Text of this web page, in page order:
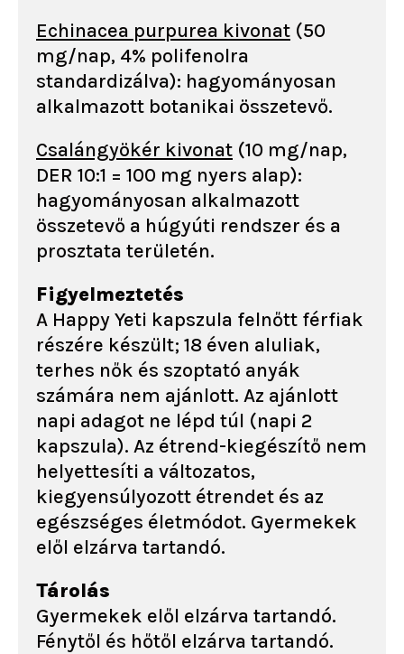
Echinacea purpurea kivonat (50
mg/nap, 4% polifenolra
standardizálva): hagyományosan
alkalmazott botanikai összetevő.
Csalángyökér kivonat (10 mg/nap,
DER 10:1 = 100 mg nyers alap):
hagyományosan alkalmazott
összetevő a húgyúti rendszer és a
prosztata területén.
Figyelmeztetés
A Happy Yeti kapszula felnőtt férfiak
részére készült; 18 éven aluliak,
terhes nők és szoptató anyák
számára nem ajánlott. Az ajánlott
napi adagot ne lépd túl (napi 2
kapszula). Az étrend-kiegészítő nem
helyettesíti a változatos,
kiegyensúlyozott étrendet és az
egészséges életmódot. Gyermekek
elől elzárva tartandó.
Tárolás
Gyermekek elől elzárva tartandó.
Fénytől és hőtől elzárva tartandó.